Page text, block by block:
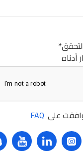
أدناه
على FAQ